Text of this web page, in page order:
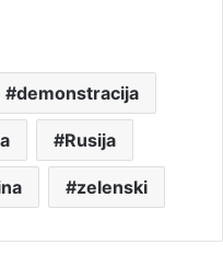
demonstracija
Rusija
zelenski